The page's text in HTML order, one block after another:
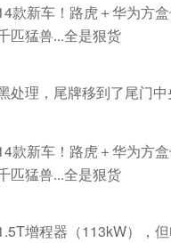
处理，尾牌移到了尾门中
增程器（113kW），